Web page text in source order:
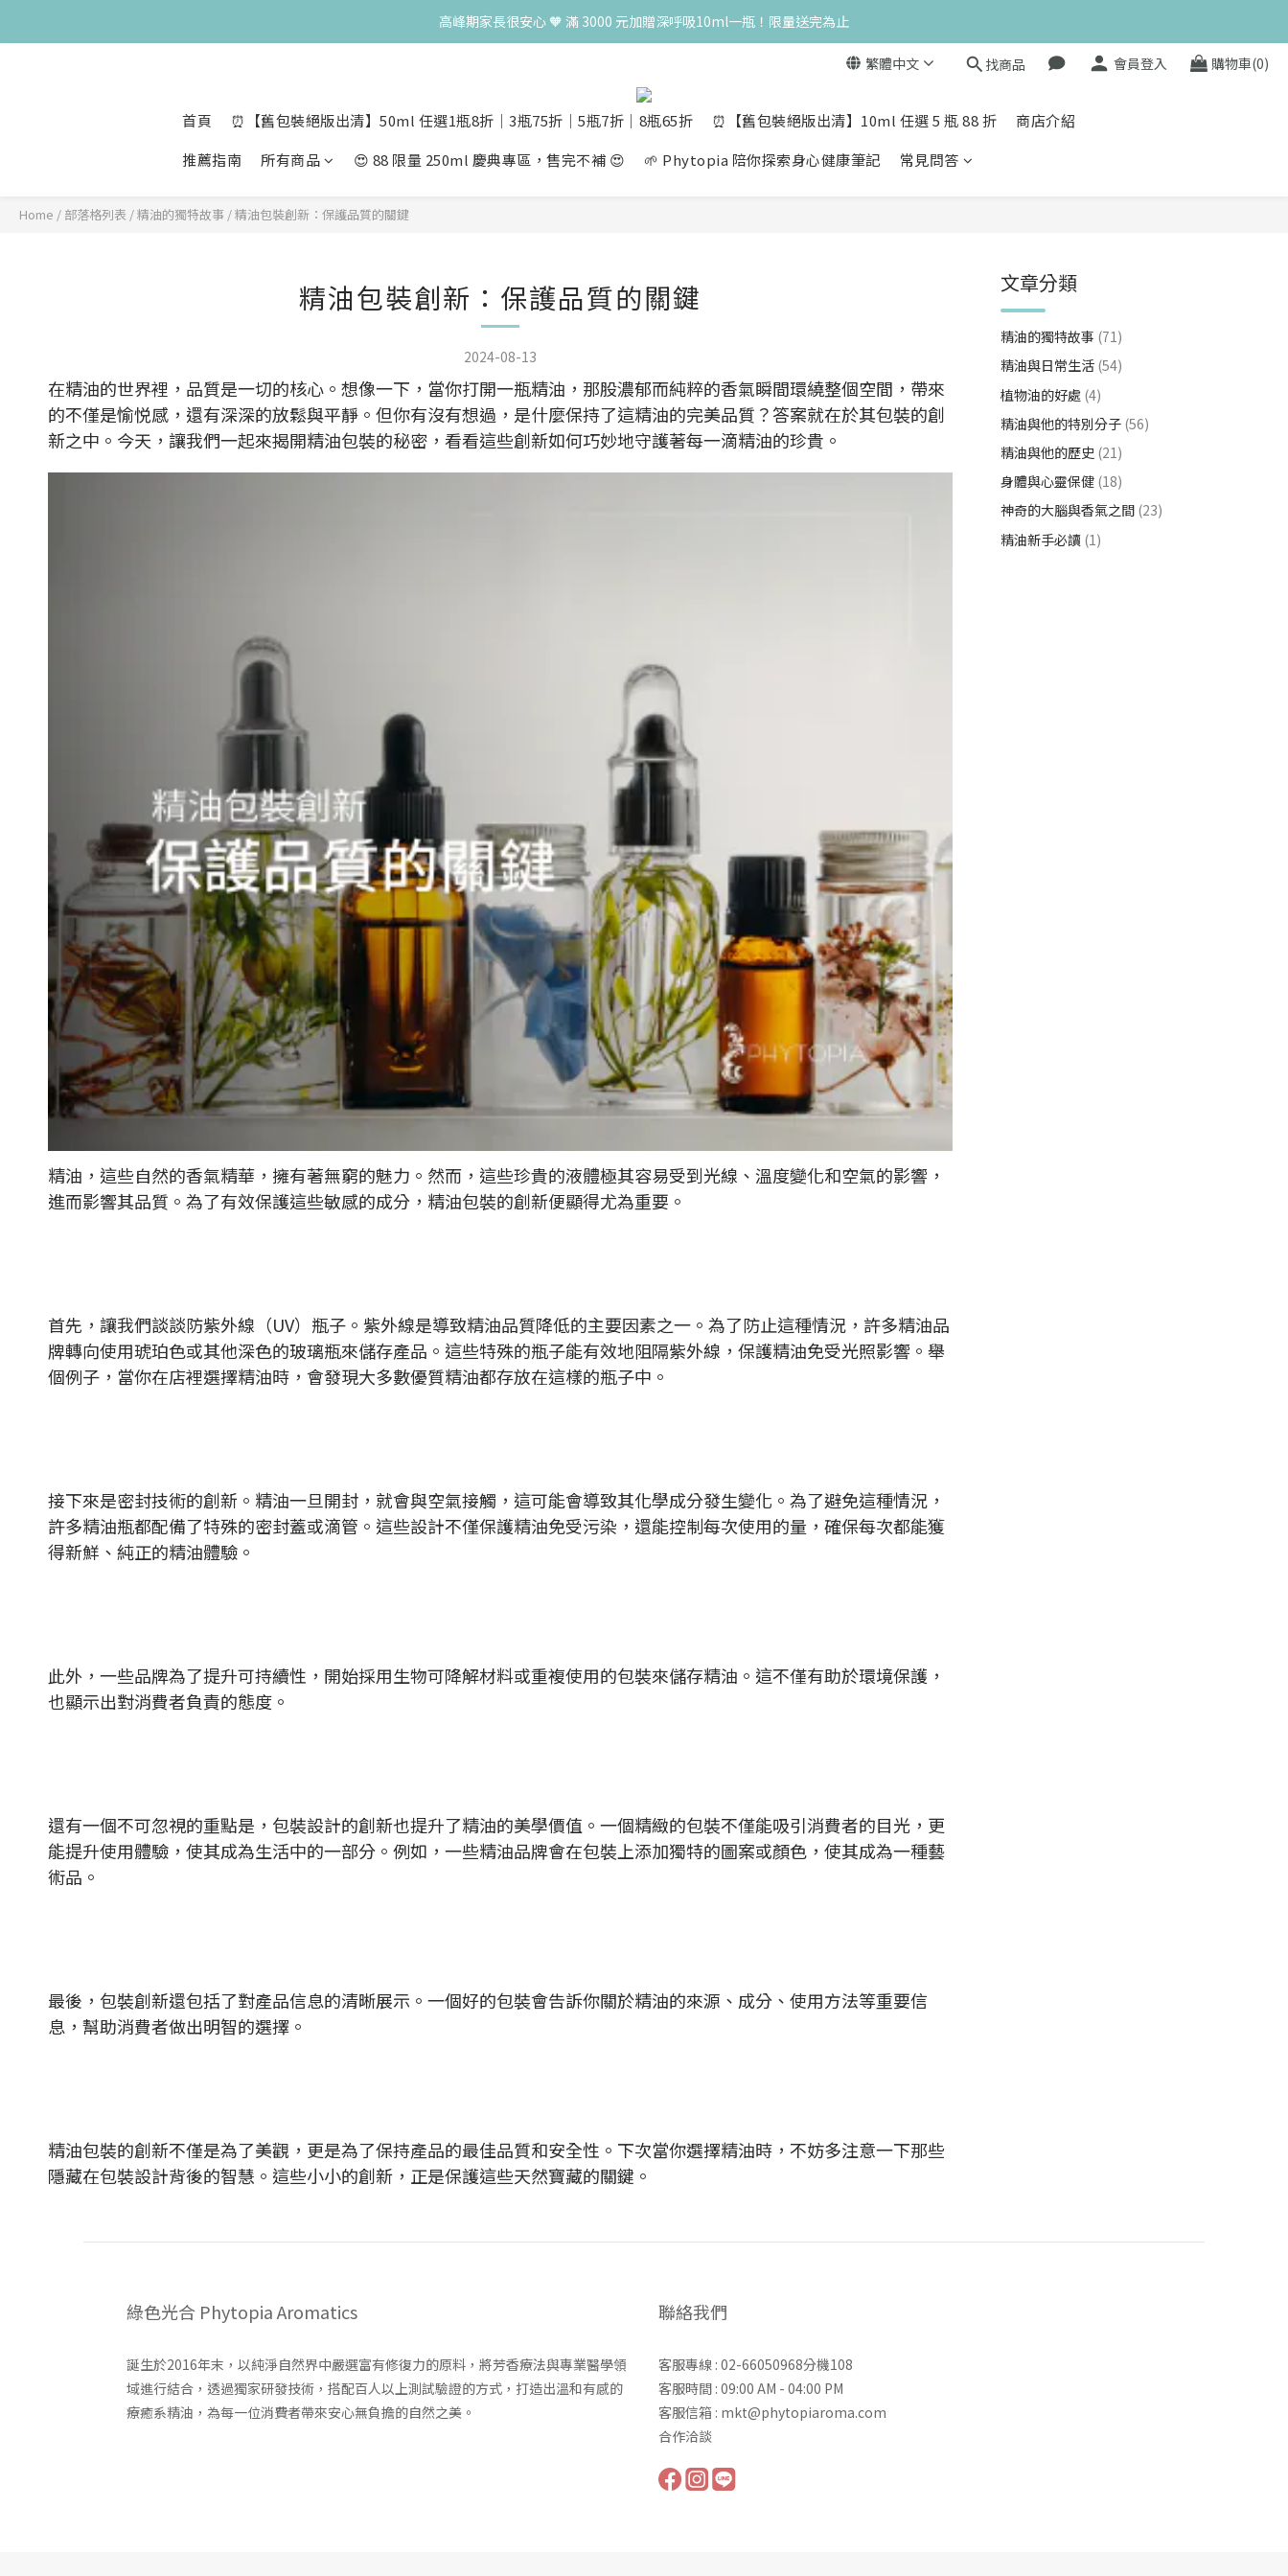
高峰期家長很安心 🧡 滿 3000 元加贈深呼吸10ml一瓶！限量送完為止
高峰期家長很安心 🧡 滿 3000 元加贈深呼吸10ml一瓶！限量送完為止
😍 8月慶典！250ml 無痛/深呼吸/橙花開賣！獨享 68 折再送 20ml 隨身瓶，再享超值滿額贈 👉
😍 50ml 任一瓶結帳享 8 折，任三瓶享 75 折，任五瓶享 7 折！想大量訂購另有優惠，快來私訊小編哦 👉
高峰期家長很安心 🧡 滿 3000 元加贈深呼吸10ml一瓶！限量送完為止
繁體中文 找商品 會員登入 購物車(0)
首頁 ⏰【舊包裝絕版出清】50ml 任選1瓶8折│3瓶75折│5瓶7折│8瓶65折 ⏰【舊包裝絕版出清】10ml 任選 5 瓶 88 折
商店介紹
推薦指南
所有商品 😍 88 限量 250ml 慶典專區，售完不補 😍 🌱 Phytopia 陪你探索身心健康筆記 常見問答
Home / 部落格列表 /精油的獨特故事 /精油包裝創新：保護品質的關鍵
精油包裝創新：保護品質的關鍵
2024-08-13
在精油的世界裡，品質是一切的核心。想像一下，當你打開一瓶精油，那股濃郁而純粹的香氣瞬間環繞整個空間，帶來
的不僅是愉悦感，還有深深的放鬆與平靜。但你有沒有想過，是什麼保持了這精油的完美品質？答案就在於其包裝的創
新之中。今天，讓我們一起來揭開精油包裝的秘密，看看這些創新如何巧妙地守護著每一滴精油的珍貴。
精油，這些自然的香氣精華，擁有著無窮的魅力。然而，這些珍貴的液體極其容易受到光線、溫度變化和空氣的影響，
進而影響其品質。為了有效保護這些敏感的成分，精油包裝的創新便顯得尤為重要。
首先，讓我們談談防紫外線（UV）瓶子。紫外線是導致精油品質降低的主要因素之一。為了防止這種情況，許多精油品
牌轉向使用琥珀色或其他深色的玻璃瓶來儲存產品。這些特殊的瓶子能有效地阻隔紫外線，保護精油免受光照影響。舉
個例子，當你在店裡選擇精油時，會發現大多數優質精油都存放在這樣的瓶子中。
接下來是密封技術的創新。精油一旦開封，就會與空氣接觸，這可能會導致其化學成分發生變化。為了避免這種情況，
許多精油瓶都配備了特殊的密封蓋或滴管。這些設計不僅保護精油免受污染，還能控制每次使用的量，確保每次都能獲
得新鮮、純正的精油體驗。
此外，一些品牌為了提升可持續性，開始採用生物可降解材料或重複使用的包裝來儲存精油。這不僅有助於環境保護，
也顯示出對消費者負責的態度。
還有一個不可忽視的重點是，包裝設計的創新也提升了精油的美學價值。一個精緻的包裝不僅能吸引消費者的目光，更
能提升使用體驗，使其成為生活中的一部分。例如，一些精油品牌會在包裝上添加獨特的圖案或顏色，使其成為一種藝
術品。
最後，包裝創新還包括了對產品信息的清晰展示。一個好的包裝會告訴你關於精油的來源、成分、使用方法等重要信
息，幫助消費者做出明智的選擇。
精油包裝的創新不僅是為了美觀，更是為了保持產品的最佳品質和安全性。下次當你選擇精油時，不妨多注意一下那些
隱藏在包裝設計背後的智慧。這些小小的創新，正是保護這些天然寶藏的關鍵。
文章分類
精油的獨特故事 (71)
精油與日常生活 (54)
植物油的好處 (4)
精油與他的特別分子 (56)
精油與他的歷史 (21)
身體與心靈保健 (18)
神奇的大腦與香氣之間 (23)
精油新手必讀 (1)
綠色光合 Phytopia Aromatics
誕生於2016年末，以純淨自然界中嚴選富有修復力的原料，將芳香療法與專業醫學領
域進行結合，透過獨家研發技術，搭配百人以上測試驗證的方式，打造出溫和有感的
療癒系精油，為每一位消費者帶來安心無負擔的自然之美。
聯絡我們
客服專線 : 02-66050968分機108
客服時間 : 09:00 AM - 04:00 PM
客服信箱 : mkt@phytopiaroma.com
合作洽談